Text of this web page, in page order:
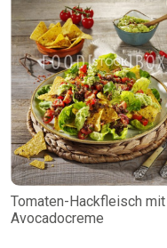
Tomaten-Hackfleisch mit
Avocadocreme